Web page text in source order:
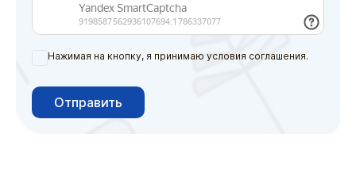
Нажимая на кнопку, я принимаю условия соглашения.
Отправить